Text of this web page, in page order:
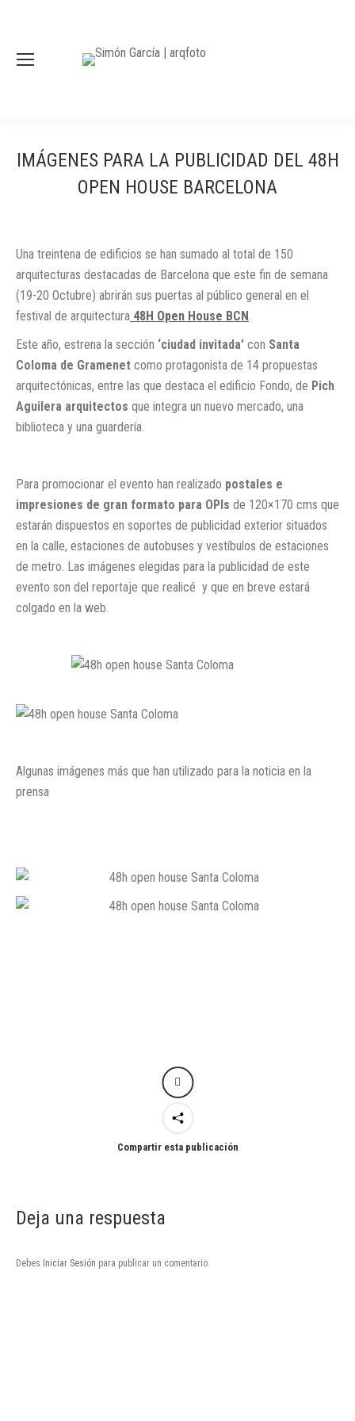
IMÁGENES PARA LA PUBLICIDAD DEL 48H
OPEN HOUSE BARCELONA
Una treintena de edificios se han sumado al total de 150
arquitecturas destacadas de Barcelona que este fin de semana
(19-20 Octubre) abrirán sus puertas al público general en el
festival de arquitectura 48H Open House BCN.
Este año, estrena la sección ‘ciudad invitada’ con Santa
Coloma de Gramenet como protagonista de 14 propuestas
arquitectónicas, entre las que destaca el edificio Fondo, de Pich
Aguilera arquitectos que integra un nuevo mercado, una
biblioteca y una guardería.
Para promocionar el evento han realizado postales e
impresiones de gran formato para OPIs de 120×170 cms que
estarán dispuestos en soportes de publicidad exterior situados
en la calle, estaciones de autobuses y vestíbulos de estaciones
de metro. Las imágenes elegidas para la publicidad de este
evento son del reportaje que realicé y que en breve estará
colgado en la web.
Algunas imágenes más que han utilizado para la noticia en la
prensa
Compartir esta publicación
Deja una respuesta
Debes Iniciar Sesión para publicar un comentario.